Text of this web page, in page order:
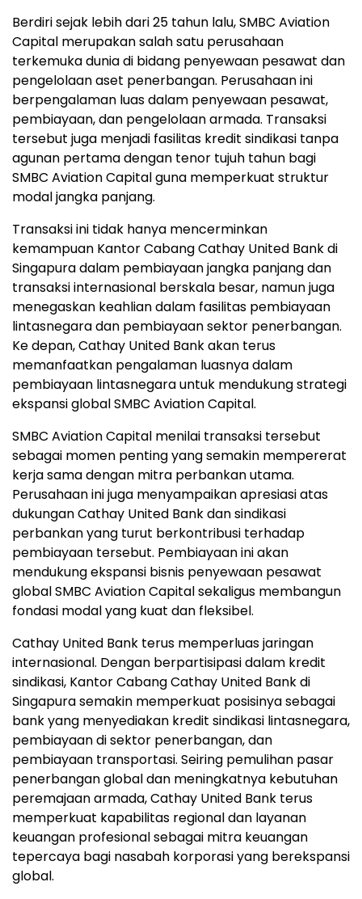
Berdiri sejak lebih dari 25 tahun lalu, SMBC Aviation
Capital merupakan salah satu perusahaan
terkemuka dunia di bidang penyewaan pesawat dan
pengelolaan aset penerbangan. Perusahaan ini
berpengalaman luas dalam penyewaan pesawat,
pembiayaan, dan pengelolaan armada. Transaksi
tersebut juga menjadi fasilitas kredit sindikasi tanpa
agunan pertama dengan tenor tujuh tahun bagi
SMBC Aviation Capital guna memperkuat struktur
modal jangka panjang.
Transaksi ini tidak hanya mencerminkan
kemampuan Kantor Cabang Cathay United Bank di
Singapura dalam pembiayaan jangka panjang dan
transaksi internasional berskala besar, namun juga
menegaskan keahlian dalam fasilitas pembiayaan
lintasnegara dan pembiayaan sektor penerbangan.
Ke depan, Cathay United Bank akan terus
memanfaatkan pengalaman luasnya dalam
pembiayaan lintasnegara untuk mendukung strategi
ekspansi global SMBC Aviation Capital.
SMBC Aviation Capital menilai transaksi tersebut
sebagai momen penting yang semakin mempererat
kerja sama dengan mitra perbankan utama.
Perusahaan ini juga menyampaikan apresiasi atas
dukungan Cathay United Bank dan sindikasi
perbankan yang turut berkontribusi terhadap
pembiayaan tersebut. Pembiayaan ini akan
mendukung ekspansi bisnis penyewaan pesawat
global SMBC Aviation Capital sekaligus membangun
fondasi modal yang kuat dan fleksibel.
Cathay United Bank terus memperluas jaringan
internasional. Dengan berpartisipasi dalam kredit
sindikasi, Kantor Cabang Cathay United Bank di
Singapura semakin memperkuat posisinya sebagai
bank yang menyediakan kredit sindikasi lintasnegara,
pembiayaan di sektor penerbangan, dan
pembiayaan transportasi. Seiring pemulihan pasar
penerbangan global dan meningkatnya kebutuhan
peremajaan armada, Cathay United Bank terus
memperkuat kapabilitas regional dan layanan
keuangan profesional sebagai mitra keuangan
tepercaya bagi nasabah korporasi yang berekspansi
global.